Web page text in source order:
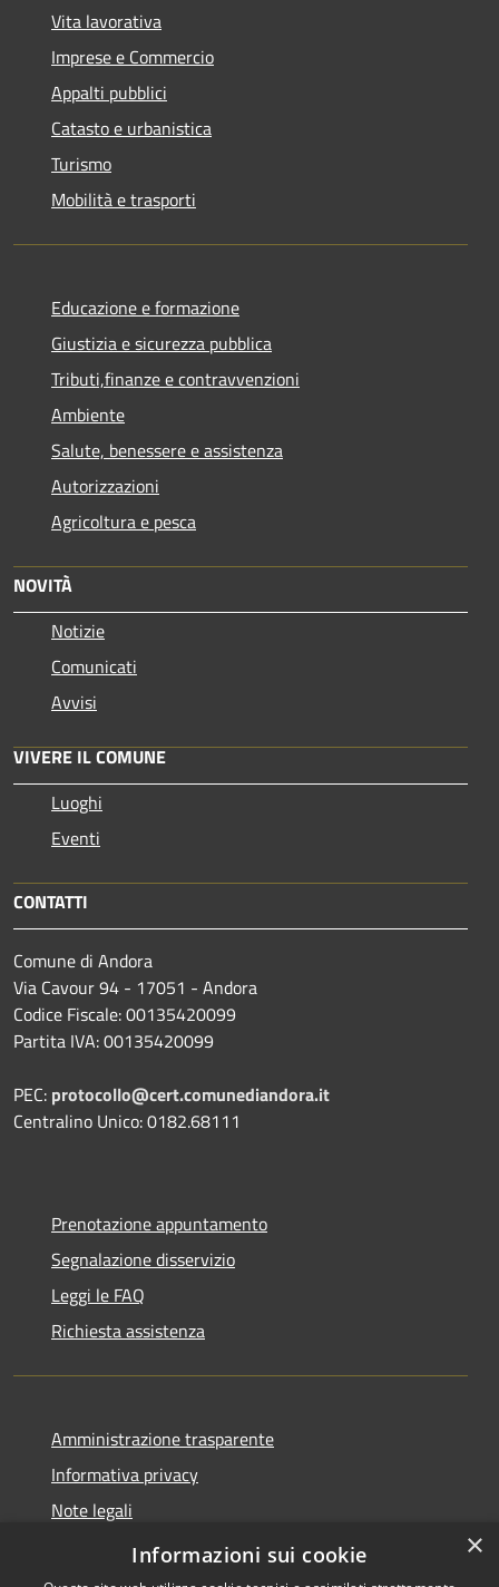
Vita lavorativa
Imprese e Commercio
Appalti pubblici
Catasto e urbanistica
Turismo
Mobilità e trasporti
Educazione e formazione
Giustizia e sicurezza pubblica
Tributi,finanze e contravvenzioni
Ambiente
Salute, benessere e assistenza
Autorizzazioni
Agricoltura e pesca
NOVITÀ
Notizie
Comunicati
Avvisi
VIVERE IL COMUNE
Luoghi
Eventi
CONTATTI
Comune di Andora
Via Cavour 94 - 17051 - Andora
Codice Fiscale: 00135420099
Partita IVA: 00135420099
PEC: protocollo@cert.comunediandora.it
Centralino Unico: 0182.68111
Prenotazione appuntamento
Segnalazione disservizio
Leggi le FAQ
Richiesta assistenza
Amministrazione trasparente
Informativa privacy
Note legali
Dichiarazione di accessibilità
×
Informazioni sui cookie